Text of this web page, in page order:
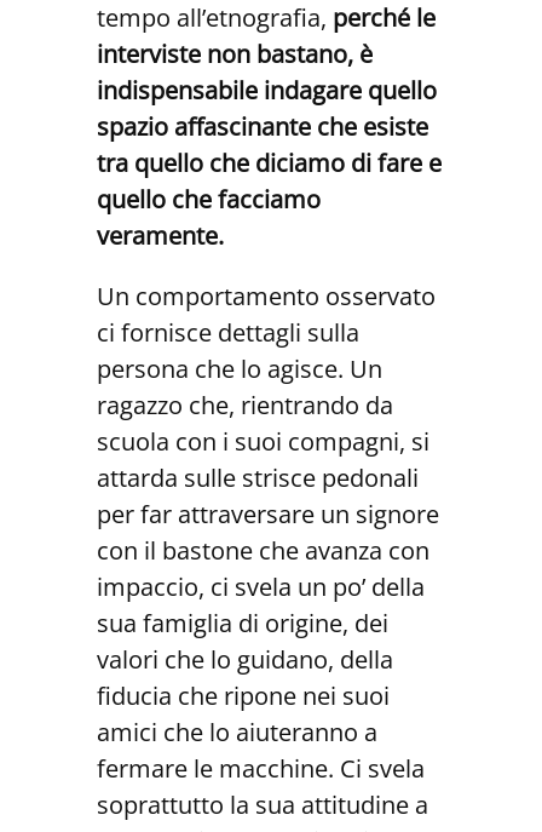
tempo all’etnografia, perché le
interviste non bastano, è
indispensabile indagare quello
spazio affascinante che esiste
tra quello che diciamo di fare e
quello che facciamo
veramente.
Un comportamento osservato
ci fornisce dettagli sulla
persona che lo agisce. Un
ragazzo che, rientrando da
scuola con i suoi compagni, si
attarda sulle strisce pedonali
per far attraversare un signore
con il bastone che avanza con
impaccio, ci svela un po’ della
sua famiglia di origine, dei
valori che lo guidano, della
fiducia che ripone nei suoi
amici che lo aiuteranno a
fermare le macchine. Ci svela
soprattutto la sua attitudine a